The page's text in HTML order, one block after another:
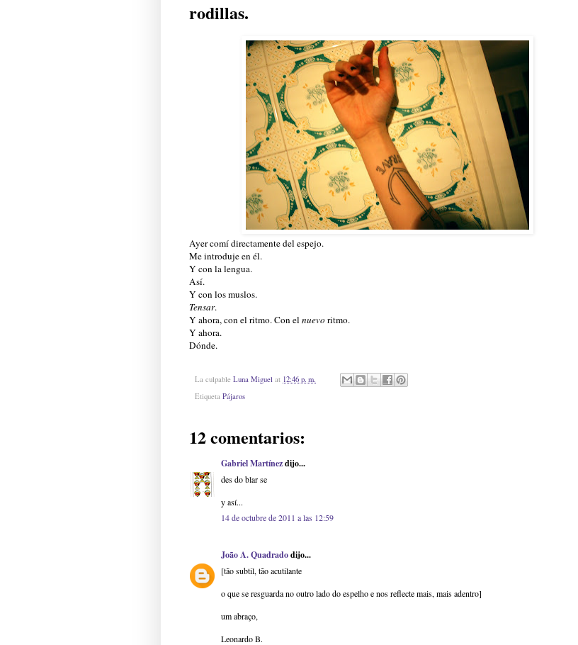
rodillas.
Ayer comí directamente del espejo.
Me introduje en él.
Y con la lengua.
Así.
Y con los muslos.
Tensar.
Y ahora, con el ritmo. Con el nuevo ritmo.
Y ahora.
Dónde.
La culpable Luna Miguel at 12:46 p. m.
Etiqueta Pájaros
12 comentarios:
Gabriel Martínezdijo...
des do blar se
y así...
14 de octubre de 2011 a las 12:59
João A. Quadradodijo...
[tão subtil, tão acutilante
o que se resguarda no outro lado do espelho e nos reflecte mais, mais adentro]
um abraço,
Leonardo B.